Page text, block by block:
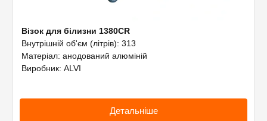
Візок для білизни 1380CR
Внутрішній об'єм (літрів): 313
Матеріал: анодований алюміній
Виробник: ALVI
Детальніше